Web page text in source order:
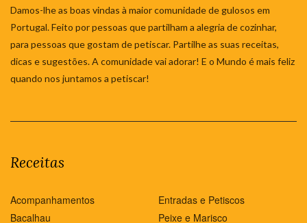
Damos-lhe as boas vindas à maior comunidade de gulosos em
Portugal. Feito por pessoas que partilham a alegria de cozinhar,
para pessoas que gostam de petiscar. Partilhe as suas receitas,
dicas e sugestões. A comunidade vai adorar! E o Mundo é mais feliz
quando nos juntamos a petiscar!
Receitas
Acompanhamentos
Bacalhau
Entradas e Petiscos
Peixe e Marisco